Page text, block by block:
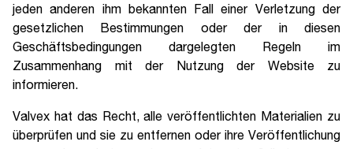
jeden anderen ihm bekannten Fall einer Verletzung der
gesetzlichen Bestimmungen oder der in diesen
Geschäftsbedingungen dargelegten Regeln im
Zusammenhang mit der Nutzung der Website zu
informieren.
Valvex hat das Recht, alle veröffentlichten Materialien zu
überprüfen und sie zu entfernen oder ihre Veröffentlichung